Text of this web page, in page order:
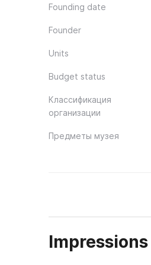
Founding date
Founder
Units
Budget status
Классификация
организации
Предметы музея
Impressions